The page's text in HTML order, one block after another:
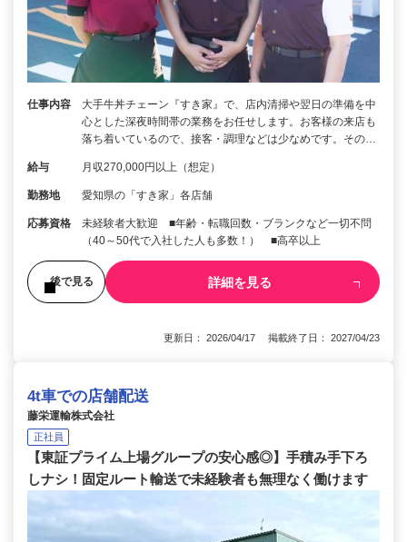
仕事内容
大手牛丼チェーン『すき家』で、店内清掃や翌日の準備を中
心とした深夜時間帯の業務をお任せします。お客様の来店も
落ち着いているので、接客・調理などは少なめです。その…
給与 月収270,000円以上（想定）
勤務地 愛知県の「すき家」各店舗
応募資格
未経験者大歓迎 ■年齢・転職回数・ブランクなど一切不問
（40～50代で入社した人も多数！） ■高卒以上
後で見る 詳細を見る
更新日： 2026/04/17 掲載終了日： 2027/04/23
4t車での店舗配送
藤栄運輸株式会社
正社員
【東証プライム上場グループの安心感◎】手積み手下ろ
しナシ！固定ルート輸送で未経験者も無理なく働けます